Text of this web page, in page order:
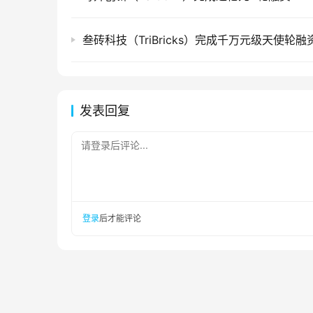
叁砖科技（TriBricks）完成千万元级天使轮融
发表回复
请登录后评论...
登录后才能评论